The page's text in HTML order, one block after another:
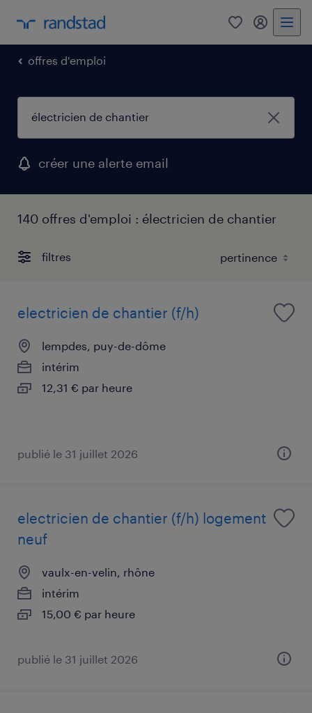
0 mon
offres d'emploi
créer une alerte email
140 offres d'emploi : électricien de chantier
filtres
electricien de chantier (f/h)
lempdes, puy-de-dôme
intérim
12,31 € par heure
publié le 31 juillet 2026
electricien de chantier (f/h) logement
neuf
vaulx-en-velin, rhône
intérim
15,00 € par heure
publié le 31 juillet 2026